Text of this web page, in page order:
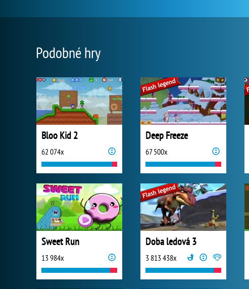
Podobné hry
Bloo Kid 2
62 074x
Deep Freeze
67 500x
Sweet Run
13 984x
Doba ledová 3
3 813 438x